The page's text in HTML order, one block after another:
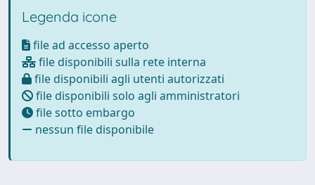
Legenda icone
file ad accesso aperto
file disponibili sulla rete interna
file disponibili agli utenti autorizzati
file disponibili solo agli amministratori
file sotto embargo
nessun file disponibile